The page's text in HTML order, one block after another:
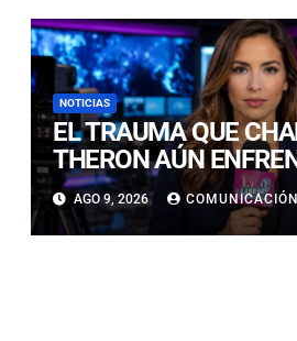
NOTICIAS
EL TRAUMA QUE
THERON AÚN
NOCHE EN QUE SU
A SU PADRE
AGO 9, 2026